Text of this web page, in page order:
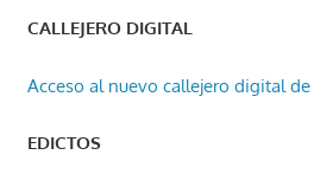
CALLEJERO DIGITAL
Acceso al nuevo callejero digital de
EDICTOS